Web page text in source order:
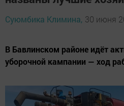
Суюмбика Климина, 30 июня
В Бавлинском районе идёт
уборочной кампании — ход